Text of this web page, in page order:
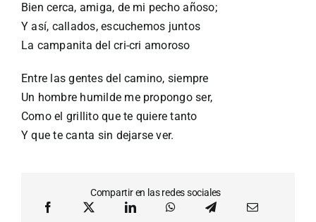
Bien cerca, amiga, de mi pecho añoso;
Y así, callados, escuchemos juntos
La campanita del cri-cri amoroso
Entre las gentes del camino, siempre
Un hombre humilde me propongo ser,
Como el grillito que te quiere tanto
Y que te canta sin dejarse ver.
Compartir en las redes sociales